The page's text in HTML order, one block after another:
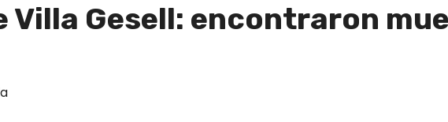
Villa Gesell: encontraron